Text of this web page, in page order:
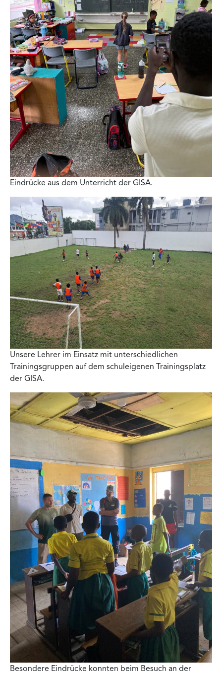
Eindrücke aus dem Unterricht der GISA.
Unsere Lehrer im Einsatz mit unterschiedlichen
Trainingsgruppen auf dem schuleigenen Trainingsplatz
der GISA.
Besondere Eindrücke konnten beim Besuch an der